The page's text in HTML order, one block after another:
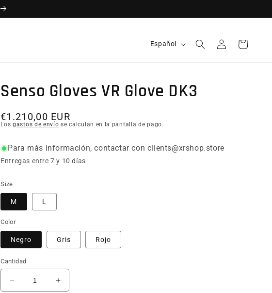
Idioma
Español Iniciar sesiónCarrito
Senso Gloves VR Glove DK3
Precio habitual
€1.210,00 EUR
Los gastos de envío se calculan en la pantalla de pago.
Para más información, contactar con clients@xrshop.store
Entregas entre 7 y 10 días
Size
M L
Color
Negro Gris Rojo
Cantidad
Reducir cantidad para Senso Gloves VR Glove DK3
Aumentar cantidad para Senso Gloves VR Glove DK3